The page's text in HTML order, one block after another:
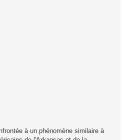
à un phénomène similaire à